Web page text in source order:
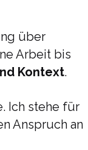
über
Arbeit bis
Kontext.
Ich stehe für
Anspruch an